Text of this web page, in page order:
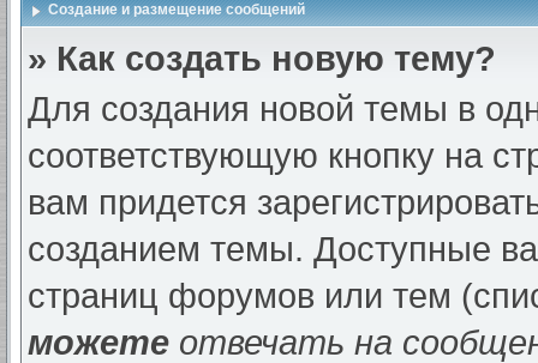
Создание и размещение сообщений
» Как создать новую тему?
Для создания новой темы в
соответствующую кнопку на
вам придется
созданием темы. Доступные
страниц форумов или тем
можете отвечать на